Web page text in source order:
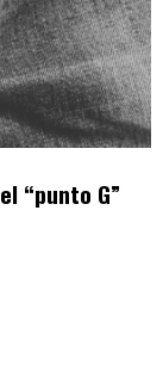
“punto G”